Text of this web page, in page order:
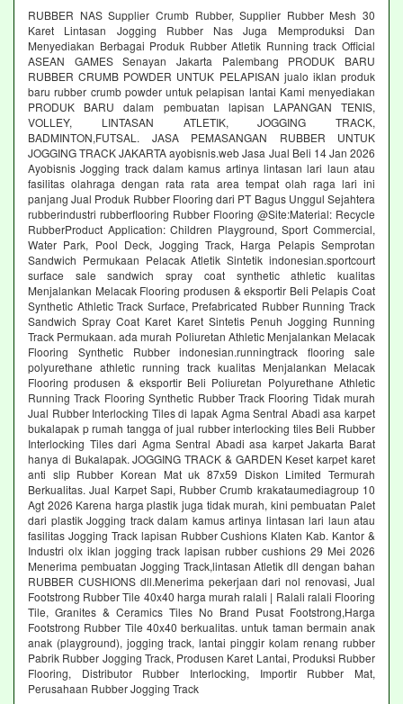
RUBBER NAS Supplier Crumb Rubber, Supplier Rubber Mesh 30
Karet Lintasan Jogging Rubber Nas Juga Memproduksi Dan
Menyediakan Berbagai Produk Rubber Atletik Running track Official
ASEAN GAMES Senayan Jakarta Palembang PRODUK BARU
RUBBER CRUMB POWDER UNTUK PELAPISAN jualo iklan produk
baru rubber crumb powder untuk pelapisan lantai Kami menyediakan
PRODUK BARU dalam pembuatan lapisan LAPANGAN TENIS,
VOLLEY, LINTASAN ATLETIK, JOGGING TRACK,
BADMINTON,FUTSAL. JASA PEMASANGAN RUBBER UNTUK
JOGGING TRACK JAKARTA ayobisnis.web Jasa Jual Beli 14 Jan 2026
Ayobisnis Jogging track dalam kamus artinya lintasan lari laun atau
fasilitas olahraga dengan rata rata area tempat olah raga lari ini
panjang Jual Produk Rubber Flooring dari PT Bagus Unggul Sejahtera
rubberindustri rubberflooring Rubber Flooring @Site:Material: Recycle
RubberProduct Application: Children Playground, Sport Commercial,
Water Park, Pool Deck, Jogging Track, Harga Pelapis Semprotan
Sandwich Permukaan Pelacak Atletik Sintetik indonesian.sportcourt
surface sale sandwich spray coat synthetic athletic kualitas
Menjalankan Melacak Flooring produsen & eksportir Beli Pelapis Coat
Synthetic Athletic Track Surface, Prefabricated Rubber Running Track
Sandwich Spray Coat Karet Karet Sintetis Penuh Jogging Running
Track Permukaan. ada murah Poliuretan Athletic Menjalankan Melacak
Flooring Synthetic Rubber indonesian.runningtrack flooring sale
polyurethane athletic running track kualitas Menjalankan Melacak
Flooring produsen & eksportir Beli Poliuretan Polyurethane Athletic
Running Track Flooring Synthetic Rubber Track Flooring Tidak murah
Jual Rubber Interlocking Tiles di lapak Agma Sentral Abadi asa karpet
bukalapak p rumah tangga of jual rubber interlocking tiles Beli Rubber
Interlocking Tiles dari Agma Sentral Abadi asa karpet Jakarta Barat
hanya di Bukalapak. JOGGING TRACK & GARDEN Keset karpet karet
anti slip Rubber Korean Mat uk 87x59 Diskon Limited Termurah
Berkualitas. Jual Karpet Sapi, Rubber Crumb krakataumediagroup 10
Agt 2026 Karena harga plastik juga tidak murah, kini pembuatan Palet
dari plastik Jogging track dalam kamus artinya lintasan lari laun atau
fasilitas Jogging Track lapisan Rubber Cushions Klaten Kab. Kantor &
Industri olx iklan jogging track lapisan rubber cushions 29 Mei 2026
Menerima pembuatan Jogging Track,lintasan Atletik dll dengan bahan
RUBBER CUSHIONS dll.Menerima pekerjaan dari nol renovasi, Jual
Footstrong Rubber Tile 40x40 harga murah ralali | Ralali ralali Flooring
Tile, Granites & Ceramics Tiles No Brand Pusat Footstrong,Harga
Footstrong Rubber Tile 40x40 berkualitas. untuk taman bermain anak
anak (playground), jogging track, lantai pinggir kolam renang rubber
Pabrik Rubber Jogging Track, Produsen Karet Lantai, Produksi Rubber
Flooring, Distributor Rubber Interlocking, Importir Rubber Mat,
Perusahaan Rubber Jogging Track